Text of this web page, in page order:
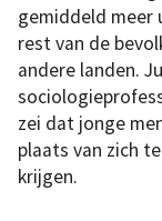
gemiddeld meer
rest van de
andere landen.
zei dat jonge
plaats van zich
krijgen.